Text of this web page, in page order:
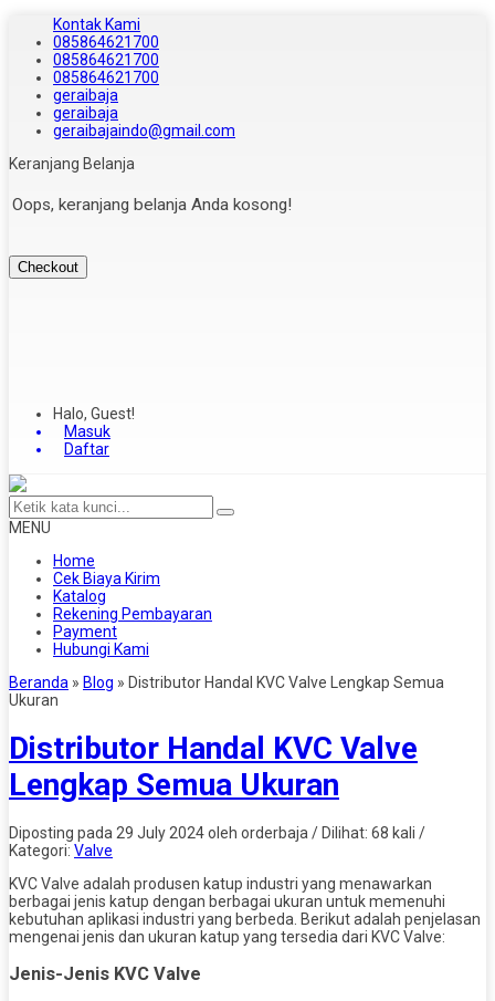
Kontak Kami
085864621700
085864621700
085864621700
geraibaja
geraibaja
geraibajaindo@gmail.com
Keranjang Belanja
Oops, keranjang belanja Anda kosong!
Checkout
Halo, Guest!
Masuk
Daftar
MENU
Home
Cek Biaya Kirim
Katalog
Rekening Pembayaran
Payment
Hubungi Kami
Beranda » Blog » Distributor Handal KVC Valve Lengkap Semua
Ukuran
Distributor Handal KVC Valve
Lengkap Semua Ukuran
Diposting pada 29 July 2024 oleh orderbaja / Dilihat: 68 kali /
Kategori: Valve
KVC Valve adalah produsen katup industri yang menawarkan
berbagai jenis katup dengan berbagai ukuran untuk memenuhi
kebutuhan aplikasi industri yang berbeda. Berikut adalah penjelasan
mengenai jenis dan ukuran katup yang tersedia dari KVC Valve:
Jenis-Jenis KVC Valve